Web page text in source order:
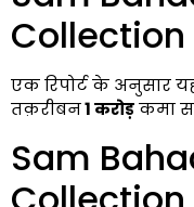
Collection
एक रिपोर्ट के अनुसार
तक़रीबन1 करोड़कमा
Sam